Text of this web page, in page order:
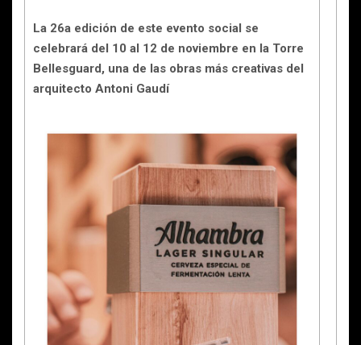
La 26a edición de este evento social se
celebrará del 10 al 12 de noviembre en la Torre
Bellesguard, una de las obras más creativas del
arquitecto Antoni Gaudí